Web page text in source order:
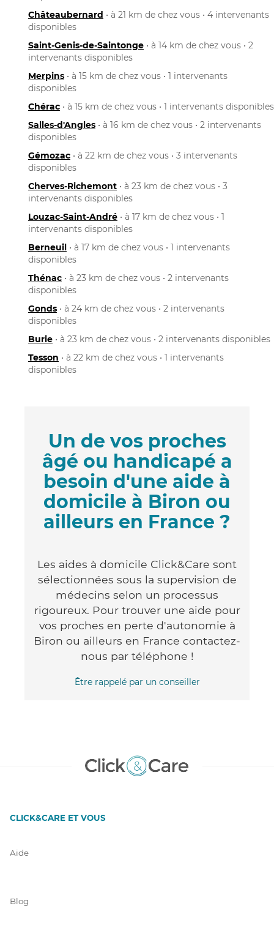
Châteaubernard • à 21 km de chez vous • 4 intervenants
disponibles
Saint-Genis-de-Saintonge • à 14 km de chez vous • 2
intervenants disponibles
Merpins • à 15 km de chez vous • 1 intervenants
disponibles
Chérac • à 15 km de chez vous • 1 intervenants disponibles
Salles-d'Angles • à 16 km de chez vous • 2 intervenants
disponibles
Gémozac • à 22 km de chez vous • 3 intervenants
disponibles
Cherves-Richemont • à 23 km de chez vous • 3
intervenants disponibles
Louzac-Saint-André • à 17 km de chez vous • 1
intervenants disponibles
Berneuil • à 17 km de chez vous • 1 intervenants
disponibles
Thénac • à 23 km de chez vous • 2 intervenants
disponibles
Gonds • à 24 km de chez vous • 2 intervenants
disponibles
Burie • à 23 km de chez vous • 2 intervenants disponibles
Tesson • à 22 km de chez vous • 1 intervenants
disponibles
Un de vos proches
âgé ou handicapé a
besoin d'une aide à
domicile à Biron ou
ailleurs en France ?
Les aides à domicile Click&Care sont
sélectionnées sous la supervision de
médecins selon un processus
rigoureux. Pour trouver une aide pour
vos proches en perte d'autonomie à
Biron ou ailleurs en France contactez-
nous par téléphone !
Être rappelé par un conseiller
CLICK&CARE ET VOUS
Aide
Blog